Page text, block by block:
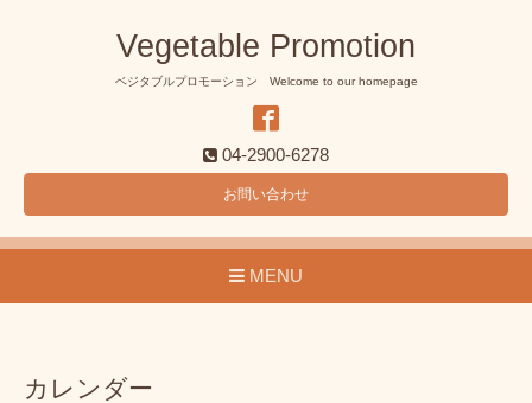
Vegetable Promotion
ベジタブルプロモーション Welcome to our homepage
04-2900-6278
お問い合わせ
MENU
カレンダー